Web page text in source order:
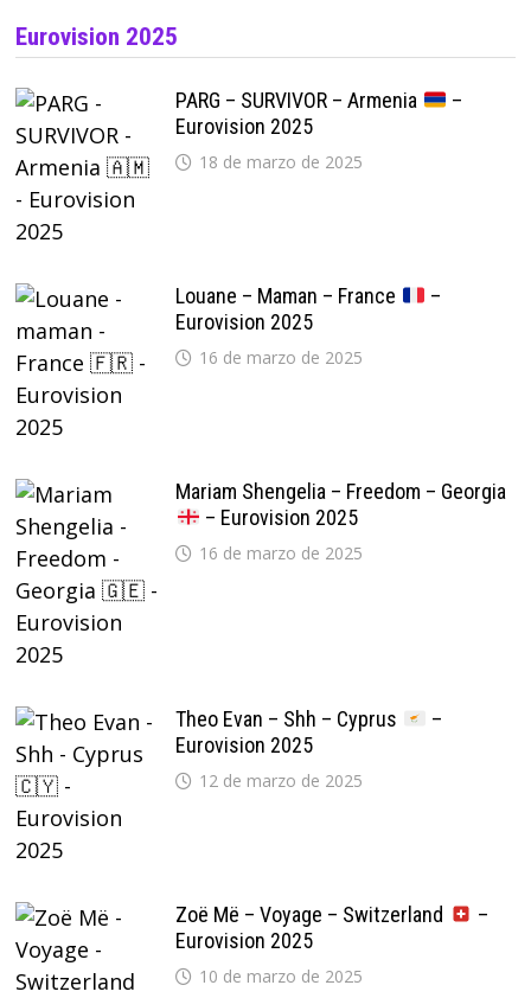
Eurovision 2025
PARG – SURVIVOR – Armenia
–
Eurovision 2025
18 de marzo de 2025
Louane – Maman – France
–
Eurovision 2025
16 de marzo de 2025
Mariam Shengelia – Freedom – Georgia
– Eurovision 2025
16 de marzo de 2025
Theo Evan – Shh – Cyprus
–
Eurovision 2025
12 de marzo de 2025
Zoë Më – Voyage – Switzerland
–
Eurovision 2025
10 de marzo de 2025